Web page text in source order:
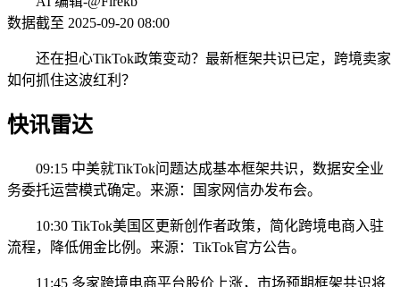
数据截至 2025-09-20 08:00
还在担心TikTok政策变动？最新框架共识已定，跨境卖家
如何抓住这波红利？
快讯雷达
09:15 中美就TikTok问题达成基本框架共识，数据安全业
务委托运营模式确定。来源：国家网信办发布会。
10:30 TikTok美国区更新创作者政策，简化跨境电商入驻
流程，降低佣金比例。来源：TikTok官方公告。
11:45 多家跨境电商平台股价上涨，市场预期框架共识将